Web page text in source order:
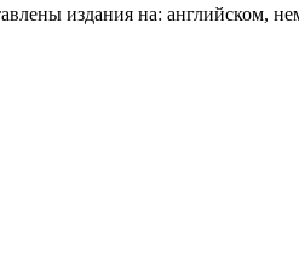
издания на: английском,